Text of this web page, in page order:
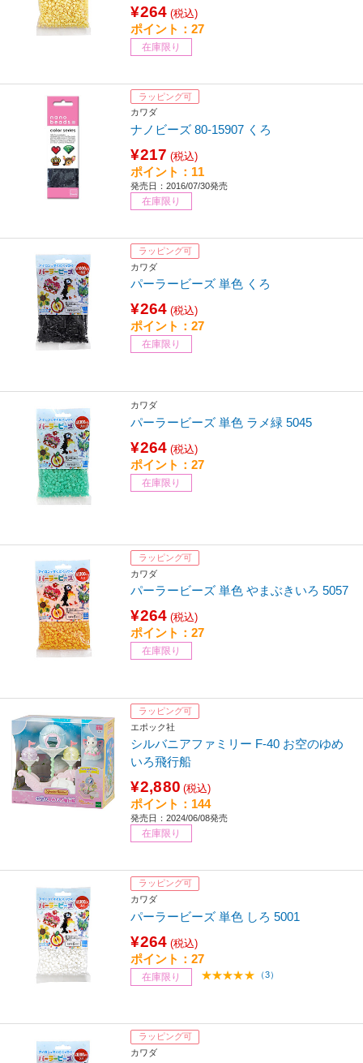
¥264 (税込)
ポイント：27
在庫限り
ラッピング可
カワダ
ナノビーズ 80-15907 くろ
¥217 (税込)
ポイント：11
発売日：2016/07/30発売
在庫限り
ラッピング可
カワダ
パーラービーズ 単色 くろ
¥264 (税込)
ポイント：27
在庫限り
カワダ
パーラービーズ 単色 ラメ緑 5045
¥264 (税込)
ポイント：27
在庫限り
ラッピング可
カワダ
パーラービーズ 単色 やまぶきいろ 5057
¥264 (税込)
ポイント：27
在庫限り
ラッピング可
エポック社
シルバニアファミリー F-40 お空のゆめ
いろ飛行船
¥2,880 (税込)
ポイント：144
発売日：2024/06/08発売
在庫限り
ラッピング可
カワダ
パーラービーズ 単色 しろ 5001
¥264 (税込)
ポイント：27
在庫限り （3）
ラッピング可
カワダ